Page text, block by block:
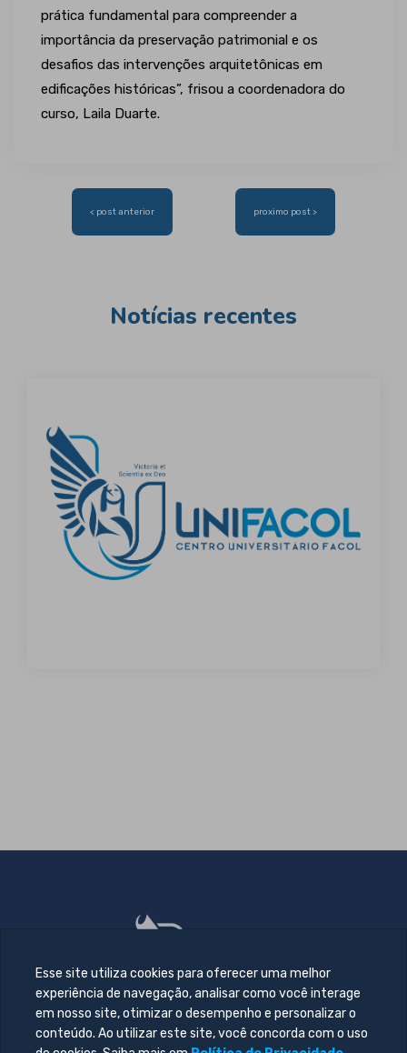
prática fundamental para compreender a
importância da preservação patrimonial e os
desafios das intervenções arquitetônicas em
edificações históricas”, frisou a coordenadora do
curso, Laila Duarte.
Navegação
< post anterior proximo post >
Notícias recentes
Esse site utiliza cookies para oferecer uma melhor
experiência de navegação, analisar como você interage
em nosso site, otimizar o desempenho e personalizar o
conteúdo. Ao utilizar este site, você concorda com o uso